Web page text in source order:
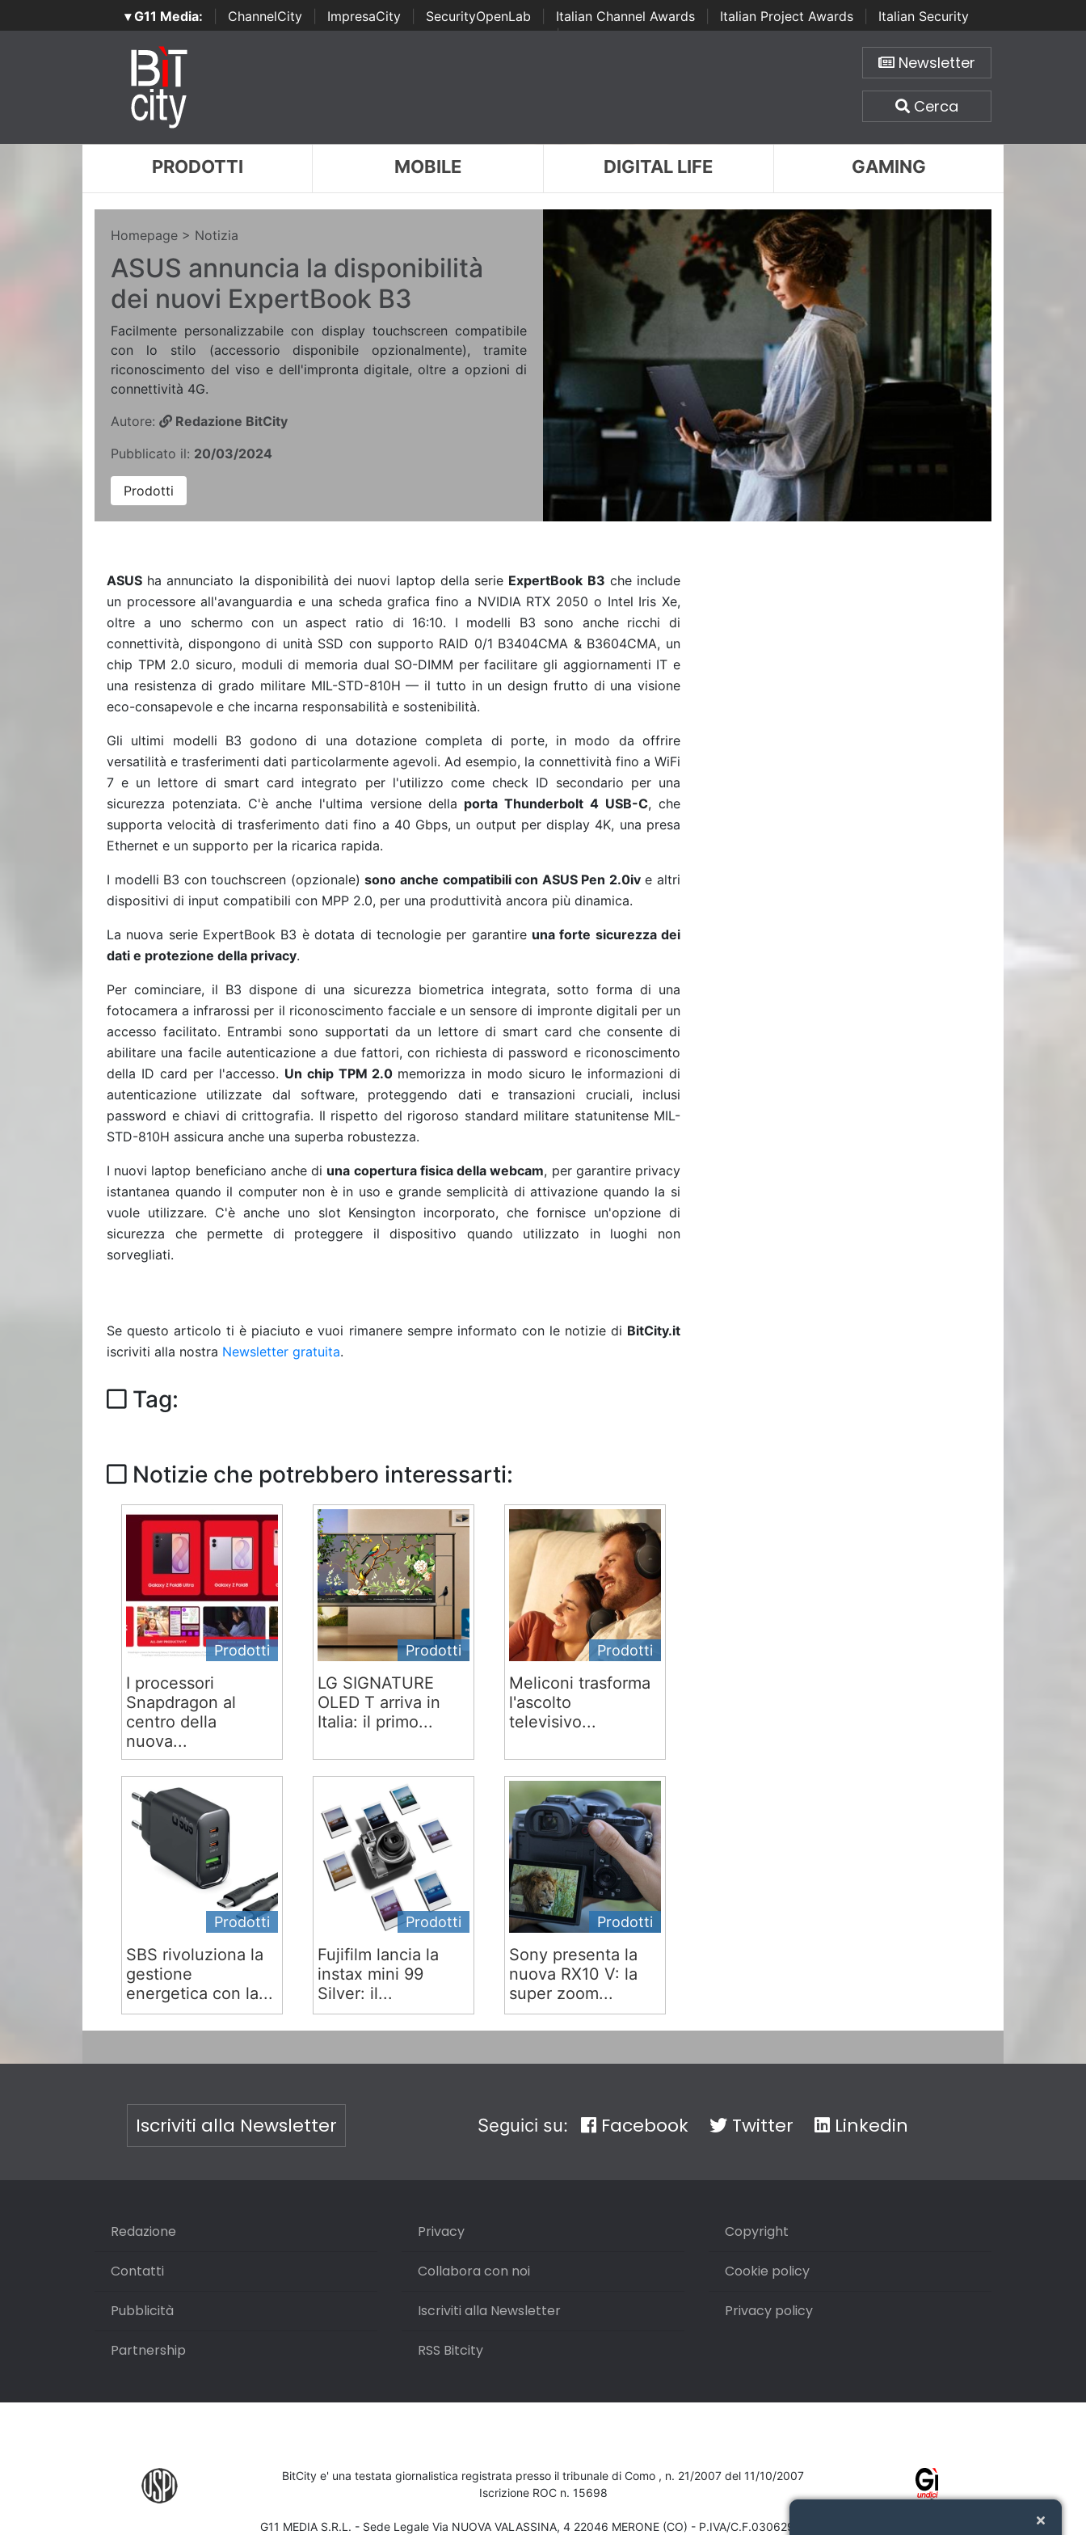
▾ G11 Media: ChannelCity ImpresaCity SecurityOpenLab Italian Channel Awards Italian Project Awards
Italian Security
Awards | ...
Newsletter
Cerca
PRODOTTI MOBILE DIGITAL LIFE GAMING
Homepage > Notizia
ASUS annuncia la disponibilità
dei nuovi ExpertBook B3
Facilmente personalizzabile con display touchscreen compatibile
con lo stilo (accessorio disponibile opzionalmente), tramite
riconoscimento del viso e dell'impronta digitale, oltre a opzioni di
connettività 4G.
Autore:
Redazione BitCity
Pubblicato il: 20/03/2024
Prodotti
ASUS ha annunciato la disponibilità dei nuovi laptop della serie ExpertBook B3 che include
un processore all'avanguardia e una scheda grafica fino a NVIDIA RTX 2050 o Intel Iris Xe,
oltre a uno schermo con un aspect ratio di 16:10. I modelli B3 sono anche ricchi di
connettività, dispongono di unità SSD con supporto RAID 0/1 B3404CMA & B3604CMA, un
chip TPM 2.0 sicuro, moduli di memoria dual SO-DIMM per facilitare gli aggiornamenti IT e
una resistenza di grado militare MIL-STD-810H — il tutto in un design frutto di una visione
eco-consapevole e che incarna responsabilità e sostenibilità.
Gli ultimi modelli B3 godono di una dotazione completa di porte, in modo da offrire
versatilità e trasferimenti dati particolarmente agevoli. Ad esempio, la connettività fino a WiFi
7 e un lettore di smart card integrato per l'utilizzo come check ID secondario per una
sicurezza potenziata. C'è anche l'ultima versione della porta Thunderbolt 4 USB-C, che
supporta velocità di trasferimento dati fino a 40 Gbps, un output per display 4K, una presa
Ethernet e un supporto per la ricarica rapida.
I modelli B3 con touchscreen (opzionale)sono anche compatibili con ASUS Pen 2.0ive altri
dispositivi di input compatibili con MPP 2.0, per una produttività ancora più dinamica.
La nuova serie ExpertBook B3 è dotata di tecnologie per garantire una forte sicurezza dei
dati e protezione della privacy.
Per cominciare, il B3 dispone di una sicurezza biometrica integrata, sotto forma di una
fotocamera a infrarossi per il riconoscimento facciale e un sensore di impronte digitali per un
accesso facilitato. Entrambi sono supportati da un lettore di smart card che consente di
abilitare una facile autenticazione a due fattori, con richiesta di password e riconoscimento
della ID card per l'accesso. Un chip TPM 2.0 memorizza in modo sicuro le informazioni di
autenticazione utilizzate dal software, proteggendo dati e transazioni cruciali, inclusi
password e chiavi di crittografia. Il rispetto del rigoroso standard militare statunitense MIL-
STD-810H assicura anche una superba robustezza.
I nuovi laptop beneficiano anche di una copertura fisica della webcam, per garantire privacy
istantanea quando il computer non è in uso e grande semplicità di attivazione quando la si
vuole utilizzare. C'è anche uno slot Kensington incorporato, che fornisce un'opzione di
sicurezza che permette di proteggere il dispositivo quando utilizzato in luoghi non
sorvegliati.
Se questo articolo ti è piaciuto e vuoi rimanere sempre informato con le notizie di BitCity.it
iscriviti alla nostra Newsletter gratuita.
Tag:
Notizie che potrebbero interessarti:
Prodotti
I processori
Snapdragon al
centro della
nuova...
Prodotti
LG SIGNATURE
OLED T arriva in
Italia: il primo...
Prodotti
Meliconi trasforma
l'ascolto
televisivo...
Prodotti
SBS rivoluziona la
gestione
energetica con la...
Prodotti
Fujifilm lancia la
instax mini 99
Silver: il...
Prodotti
Sony presenta la
nuova RX10 V: la
super zoom...
Iscriviti alla Newsletter Seguici su: Facebook Twitter Linkedin
Redazione
Contatti
Pubblicità
Partnership
Privacy
Collabora con noi
Iscriviti alla Newsletter
RSS Bitcity
Copyright
Cookie policy
Privacy policy
BitCity e' una testata giornalistica registrata presso il tribunale di Como , n. 21/2007 del 11/10/2007
Iscrizione ROC n. 15698
G11 MEDIA S.R.L. - Sede Legale Via NUOVA VALASSINA, 4 22046 MERONE (CO) - P.IVA/C.F.03062910132